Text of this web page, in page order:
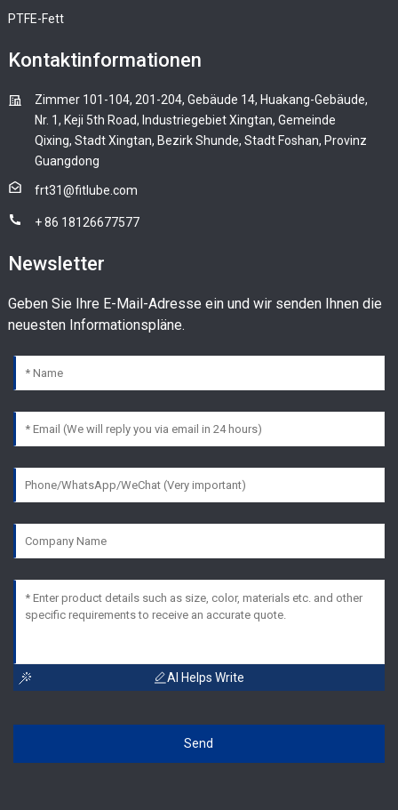
PTFE-Fett
Kontaktinformationen
Zimmer 101-104, 201-204, Gebäude 14, Huakang-Gebäude,
Nr. 1, Keji 5th Road, Industriegebiet Xingtan, Gemeinde
Qixing, Stadt Xingtan, Bezirk Shunde, Stadt Foshan, Provinz
Guangdong
frt31@fitlube.com
+ 86 18126677577
Newsletter
Geben Sie Ihre E-Mail-Adresse ein und wir senden Ihnen die
neuesten Informationspläne.
AI Helps Write
Send